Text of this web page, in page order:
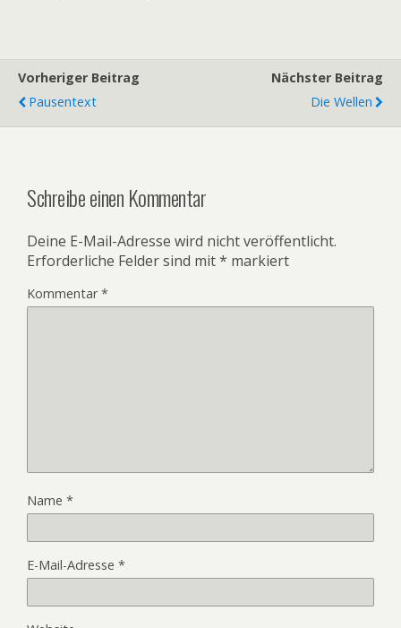
Vorheriger Beitrag
Pausentext
Nächster Beitrag
Die Wellen
Schreibe einen Kommentar
Deine E-Mail-Adresse wird nicht veröffentlicht.
Erforderliche Felder sind mit* markiert
Kommentar*
Name *
E-Mail-Adresse *